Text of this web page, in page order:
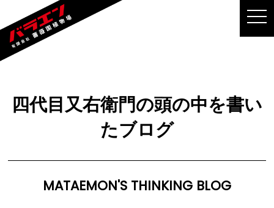
四代目又右衛門の頭の中を書い
たブログ
MATAEMON'S THINKING BLOG